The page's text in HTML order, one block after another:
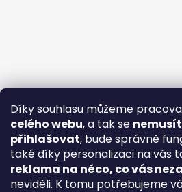
Díky souhlasu můžeme
celého webu, a tak se
přihlašovat, bude správně
také díky personalizaci na vás
reklama na něco, co vás
neviděli. K tomu potřebujeme